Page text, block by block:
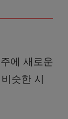
에 새로운
슷한 시